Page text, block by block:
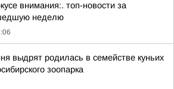
внимания:. топ-новости за
неделю
выдрят родилась в семействе куньих
зоопарка